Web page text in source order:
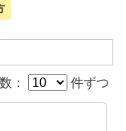
： 件ずつ